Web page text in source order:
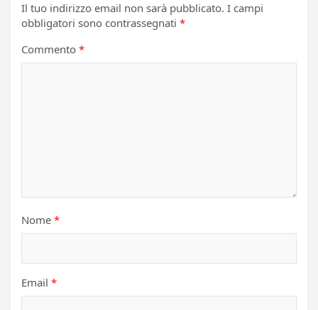
Il tuo indirizzo email non sarà pubblicato. I campi
obbligatori sono contrassegnati *
Commento *
Nome *
Email *